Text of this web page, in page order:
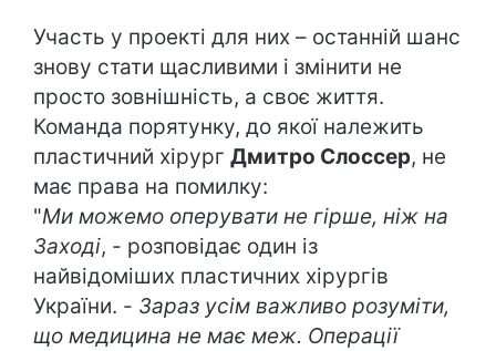
Участь у проекті для них – останній шанс
знову стати щасливими і змінити не
просто зовнішність, а своє життя.
Команда порятунку, до якої належить
пластичний хірург Дмитро Слоссер, не
має права на помилку:
"Ми можемо оперувати не гірше, ніж на
Заході, - розповідає один із
найвідоміших пластичних хірургів
України. - Зараз усім важливо розуміти,
що медицина не має меж. Операції